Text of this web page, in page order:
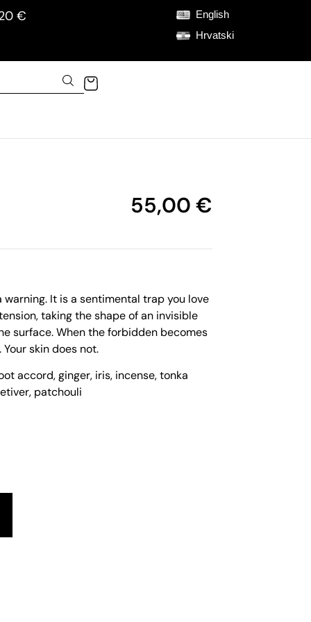
€
English
Hrvatski
55,00 €
warning. It is a sentimental trap you love
taking the shape of an invisible
surface. When the forbidden becomes
skin does not.
accord, ginger, iris, incense, tonka
patchouli